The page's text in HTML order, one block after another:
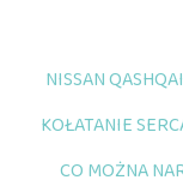
NISSAN
KOŁATANIE
CO MOŻNA